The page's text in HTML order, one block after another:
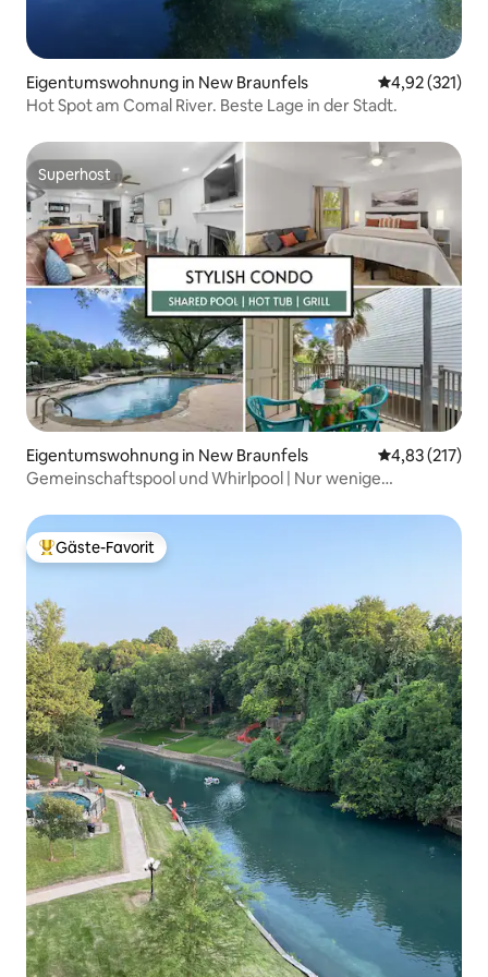
Eigentumswohnung in New Braunfels
4,92 (321)
Hot Spot am Comal River. Beste Lage in der Stadt.
Superhost
Superhost
Eigentumswohnung in New Braunfels
4,83 (217)
Gemeinschaftspool und Whirlpool | Nur wenige
Beliebter Gäste-Favorit.
Gäste-Favorit